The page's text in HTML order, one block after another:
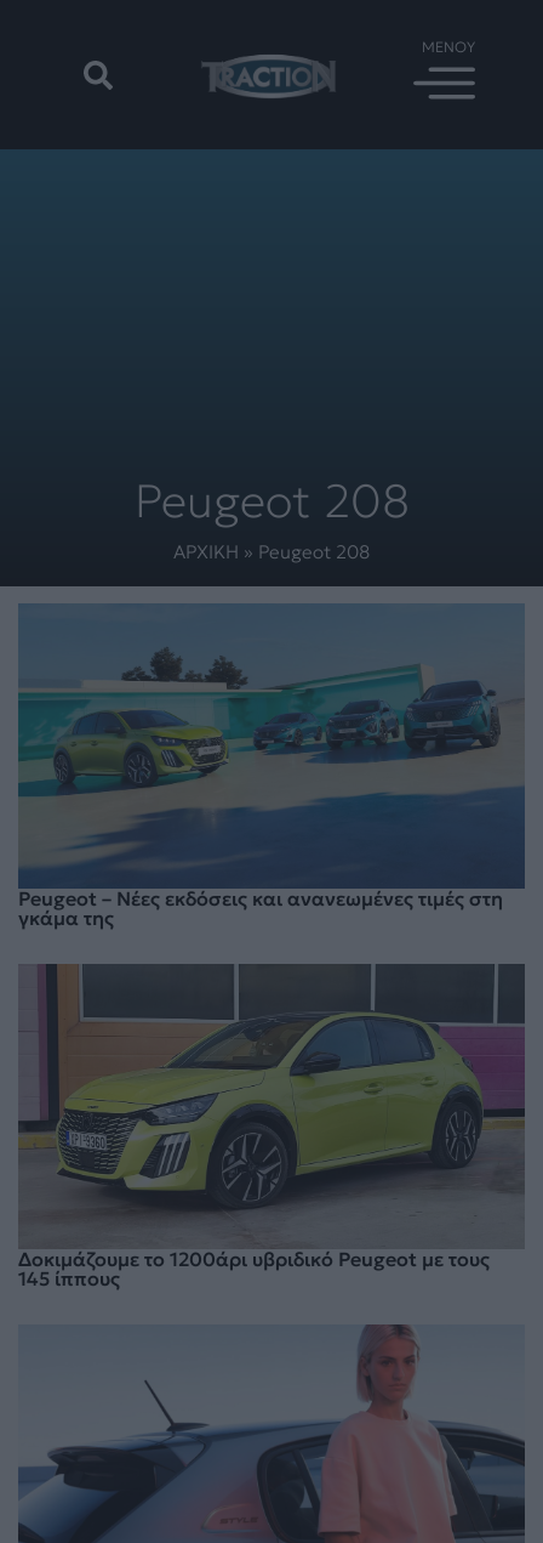
Peugeot 208
ΑΡΧΙΚΗ » Peugeot 208
Peugeot – Νέες εκδόσεις και ανανεωμένες τιμές στη
γκάμα της
Δοκιμάζουμε το 1200άρι υβριδικό Peugeot με τους
145 ίππους